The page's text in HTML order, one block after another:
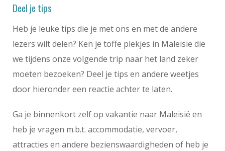
Deel je tips
Heb je leuke tips die je met ons en met de andere
lezers wilt delen? Ken je toffe plekjes in Maleisië die
we tijdens onze volgende trip naar het land zeker
moeten bezoeken? Deel je tips en andere weetjes
door hieronder een reactie achter te laten.
Ga je binnenkort zelf op vakantie naar Maleisië en
heb je vragen m.b.t. accommodatie, vervoer,
attracties en andere bezienswaardigheden of heb je